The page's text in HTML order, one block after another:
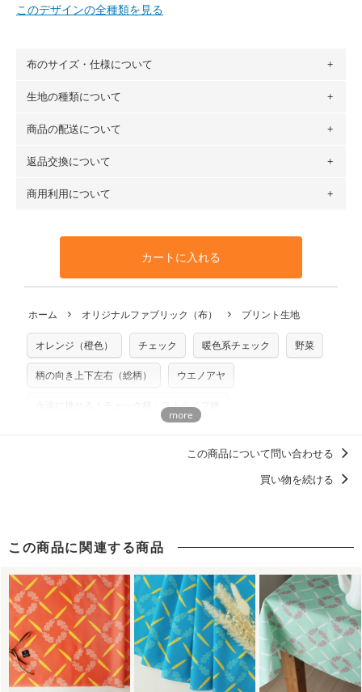
このデザインの全種類を見る
布のサイズ・仕様について
布の長さは50cm単位での販売になります。
場合 → 購入数量「7」
※カットを希望の方は備考欄に「50cmずつカット希望」など
ご記載ください（50cm単位でのカットのみ）
プリント布の仕様についてもっと詳しく見る
生地の種類について
・現在、すべてのデザインのプリントに使用している生地は
ットン（ダブルガーゼ）・100％コットン（ローン）・コッ
トンリネン（ビエラ織）・100％コットン（ツイル）・
100％コットン（キャンバス・11号帆布）です。
生地見本サンプル（無料）を購入する
商品の配送について
・ネコポスでの配送は、布は2mまで型紙は2個までとなりま
も送料の表示が600円となり宅急便での配送となります。
となります。
※万が一、検品時に不備が見つかった場合は、4～5営業日後
※土日祝は営業日に含まれません。
※配送日のご指定は承れません。出来上がり次第、順次発送
返品交換について
・布はご注文後に注文数量のみをプリントするため、
購入後
や用尺をお間違えのないようお願いします。思っていた色味
と違う、などの理由での返品は承れません。予めご了承くだ
商用利用について
利用いただけます。「nunocoto fabric使用」といった記載
も不要です。（製品化した際に起こる全ての問題、クレーム
いませんのでご了承ください）
※有料型紙（ホームソーイング型紙シリーズ）および柄がえ
らべるキットに付属された型紙は商用利用できませんのでご
注意ください。型紙自体の転用・販売および型紙を使用して
商用利用についての詳細はこちら
カートに入れる
ホーム オリジナルファブリック（布） プリント生地
オレンジ（橙色） チェック 暖色系チェック 野菜
柄の向き上下左右（総柄） ウエノアヤ
永遠に推せる！チェック柄・ストライプ柄
この商品について問い合わせる
買い物を続ける
この商品に関連する商品